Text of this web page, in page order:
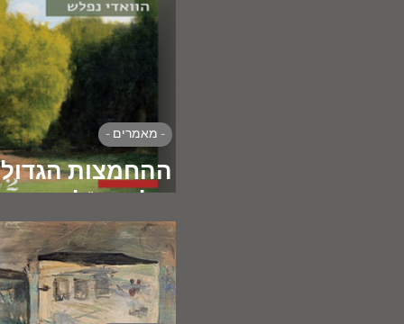
ההחמצות
- מאמרים -